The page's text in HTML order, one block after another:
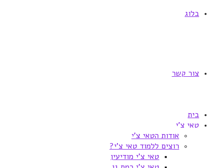
בלוג
צור קשר
בית
טאי צ'י
אודות הטאי צ'י
רוצים ללמוד טאי צ'י?
טאי צ'י מודיעין